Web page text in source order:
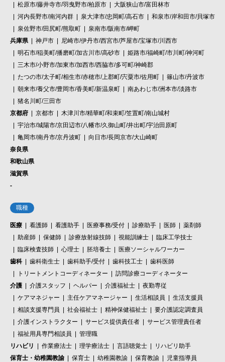
松原市/藤井寺市/羽曳野市/柏原市
大阪狭山市/富田林市
河内長野市/南河内群
泉大津市/忠岡町/高石市
和泉市/岸和田市/貝塚市
泉佐野市/田尻町/熊取町
泉南市/阪南市/岬町
兵庫県
神戸市
尼崎市/伊丹市/西宮市/芦屋市/宝塚市/川西市
明石市/稲美町/播磨町/加古川市/高砂市
姫路市/福崎町/市川町/神河町
三木市/小野市/加東市/加西市/西脇市/多可町/神崎郡
たつの市/太子町/相生市/赤穂市/上郡町/宍粟市/佐用町
篠山市/丹波市
朝来市/養父市/豊岡市/香美町/新温泉町
南あわじ市/洲本市/淡路市
猪名川町/三田市
京都府
京都市
木津川市/精華町/和束町/笠置町/南山城村
宇治市/城陽市/京田辺市/八幡市/久御山町/井出町/宇治田原町
亀岡市/南丹市/京丹波町
向日市/長岡京市/大山崎町
奈良県
和歌山県
滋賀県
-
職種
医療 看護師 看護助手 医療事務/受付 診療助手 医師
薬剤師
助産師
保健師 診療放射線技師 視能訓練士
臨床工学技士
臨床検査技師
心理士 胚培養士
医療ソーシャルワーカー
歯科
歯科衛生士 歯科助手/受付 歯科技工士
歯科医師
トリートメントコーディネーター
訪問診療コーディネーター
介護
介護スタッフ ヘルパー 介護福祉士
夜勤専従
ケアマネジャー
主任ケアマネージャー 生活相談員
生活支援員
相談支援専門員
社会福祉士 精神保健福祉士
要介護認定調査員
介護インストラクター
サービス提供責任者
サービス管理責任者
福祉用具専門相談員
管理職
リハビリ
作業療法士 理学療法士 言語聴覚士
リハビリ助手
保育士・幼稚園教諭
保育士 幼稚園教諭 保育教諭 児童指導員